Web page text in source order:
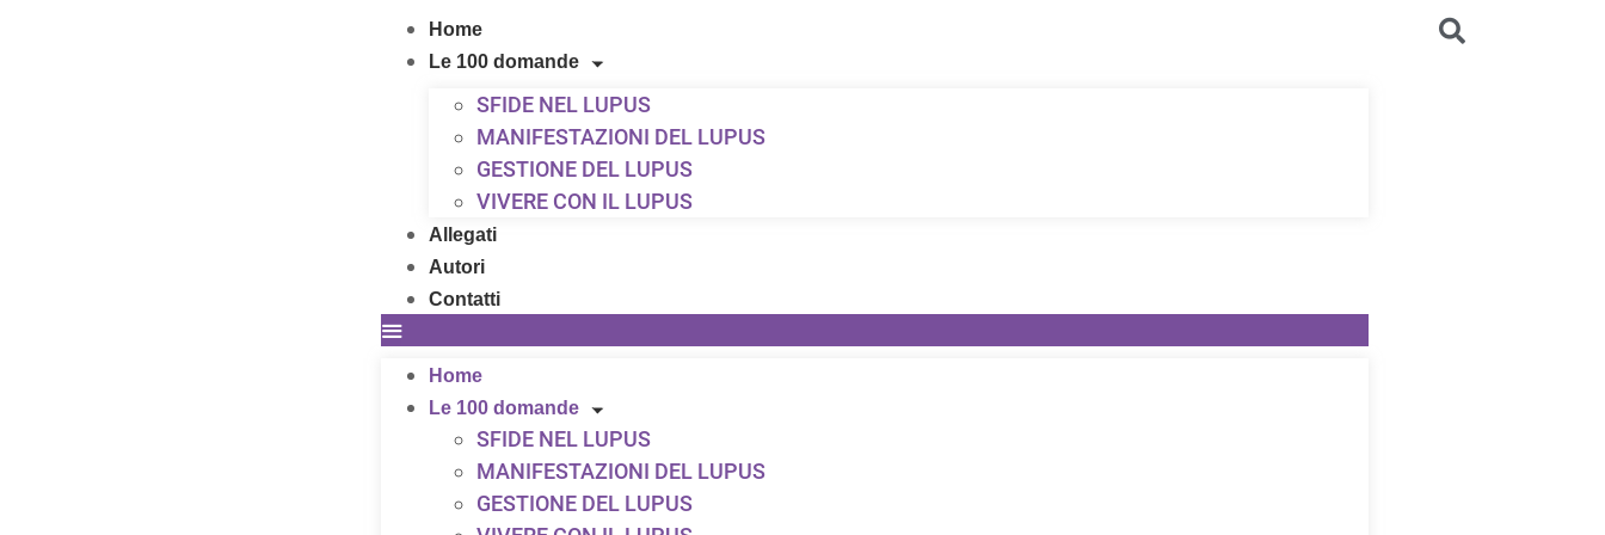
Home
Le 100 domande
SFIDE NEL LUPUS
MANIFESTAZIONI DEL LUPUS
GESTIONE DEL LUPUS
VIVERE CON IL LUPUS
Allegati
Autori
Contatti
Home
Le 100 domande
SFIDE NEL LUPUS
MANIFESTAZIONI DEL LUPUS
GESTIONE DEL LUPUS